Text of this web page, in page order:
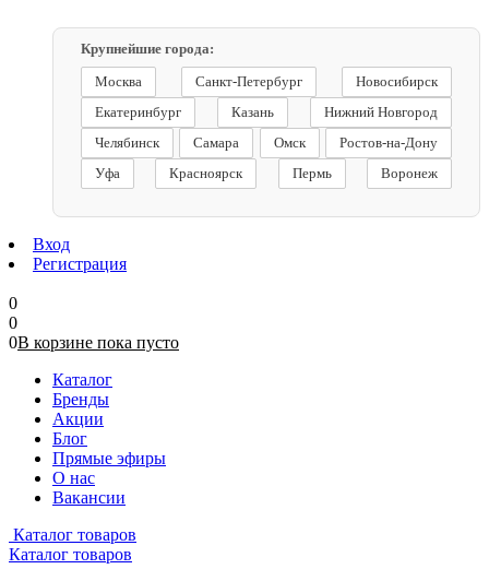
Крупнейшие города:
Москва
Санкт-Петербург
Новосибирск
Екатеринбург
Казань
Нижний Новгород
Челябинск
Самара Омск
Ростов-на-Дону
Уфа
Красноярск Пермь Воронеж
Вход
Регистрация
0
0
0В корзине пока пусто
Каталог
Бренды
Акции
Блог
Прямые эфиры
О нас
Вакансии
Каталог товаров
Каталог товаров